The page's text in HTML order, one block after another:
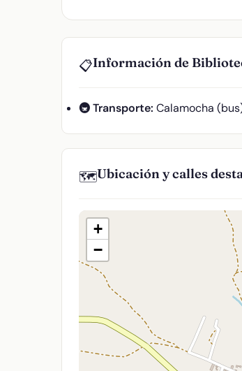
📋Información de
🚇 Transporte: Calamocha
🗺️Ubicación y calles
+
−